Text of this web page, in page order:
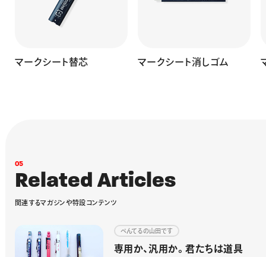
マークシート替芯 マークシート消しゴム
05
Related Articles
関連するマ ガジンや特設コンテンツ
ぺんてるの山田です
専用か、汎用か。君たちは道具